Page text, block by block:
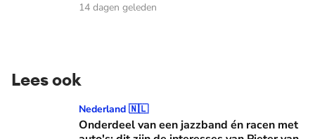
14 dagen geleden
Lees ook
Onderdeel van een jazzband én racen met auto's: dit zijn
Nederland 🇳🇱
Onderdeel van een jazzband én racen met